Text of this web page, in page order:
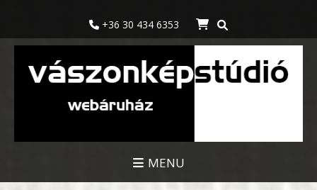
content
+36 30 434 6353
MENU